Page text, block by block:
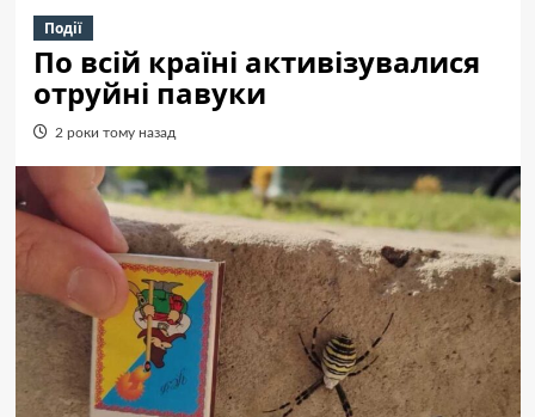
Події
По всій країні активізувалися
отруйні павуки
2 роки тому назад